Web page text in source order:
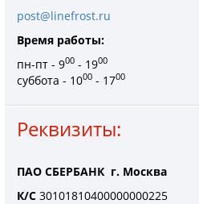
post@linefrost.ru
Время работы:
пн-пт - 900 - 1900
суббота - 1000 - 1700
Реквизиты:
ПАО СБЕРБАНК г. Москва
К/С 30101810400000000225